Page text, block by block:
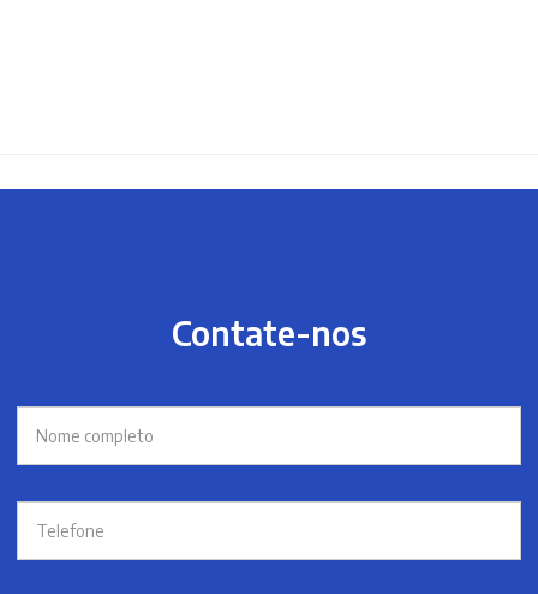
Contate-nos